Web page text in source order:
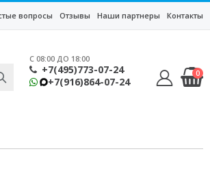
вопросы Отзывы Наши партнеры Контакты
C 08:00 ДО 18:00
+7(495)773-07-24
+7(916)864-07-24
0